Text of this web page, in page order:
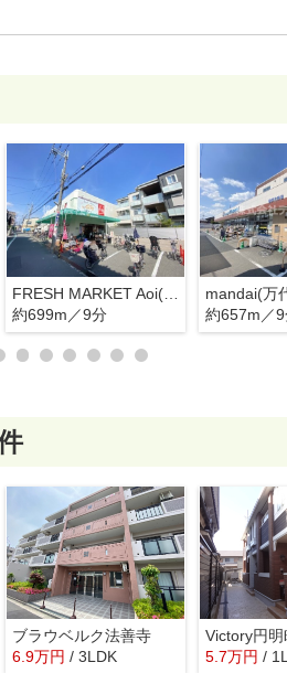
FRESH MARKET Aoi(フレッシュマーケットアオイ) 柏原法善寺駅前店
約699m／9分
約657m／
ブラウベルク法善寺
6.9万円 / 3LDK
Victory円明
5.7万円 /